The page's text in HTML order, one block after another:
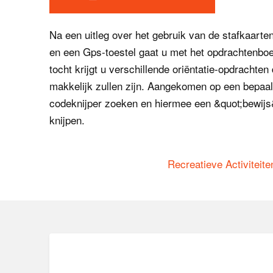
Na een uitleg over het gebruik van de
en een Gps-toestel gaat u met het
tocht krijgt u verschillende oriëntatie-opdrachten
makkelijk zullen zijn. Aangekomen op een
codeknijper zoeken en hiermee een
knijpen.
Recreatieve